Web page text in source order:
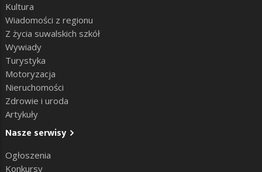
Kultura
Wiadomości z regionu
Z życia suwalskich szkół
Wywiady
Turystyka
Motoryzacja
Nieruchomości
Zdrowie i uroda
Artykuły
Nasze serwisy
Ogłoszenia
Konkursy